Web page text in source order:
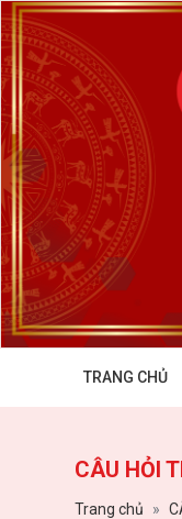
TRANG CHỦ
CÂU HỎI
Trang chủ